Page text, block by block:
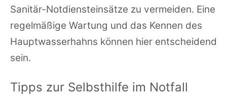
Sanitär-Notdiensteinsätze zu vermeiden. Eine
regelmäßige Wartung und das Kennen des
Hauptwasserhahns können hier entscheidend
sein.
Tipps zur Selbsthilfe im Notfall